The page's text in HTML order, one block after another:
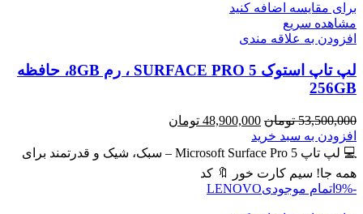
برای مقایسه اضافه کنید
مشاهده سریع
افزودن به علاقه مندی
لپ تاپ استوک SURFACE PRO 5 ، رم 8GB، حافظه
256GB
53,500,000 تومان قیمت
اصلی
53,500,000 تومان
48,900,000 تومان
48,900,000 تومان
افزودن به سبد خرید
💻 لپ تاپ Microsoft Surface Pro 5 – سبک، شیک و قدرتمند برای
همه جا! سیم کارت خور 🔖 کد
-9%
اتمام موجودیLENOVO